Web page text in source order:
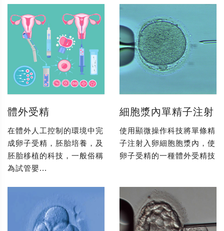
體外受精
在體外人工控制的環境中完
成卵子受精，胚胎培養，及
胚胎移植的科技，一般俗稱
為試管嬰...
細胞漿內單精子注射
使用顯微操作科技將單條精
子注射入卵細胞胞漿內，使
卵子受精的一種體外受精技